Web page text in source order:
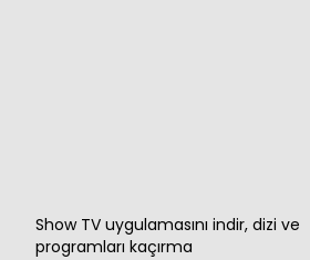
Show TV uygulamasını indir, dizi ve
programları kaçırma